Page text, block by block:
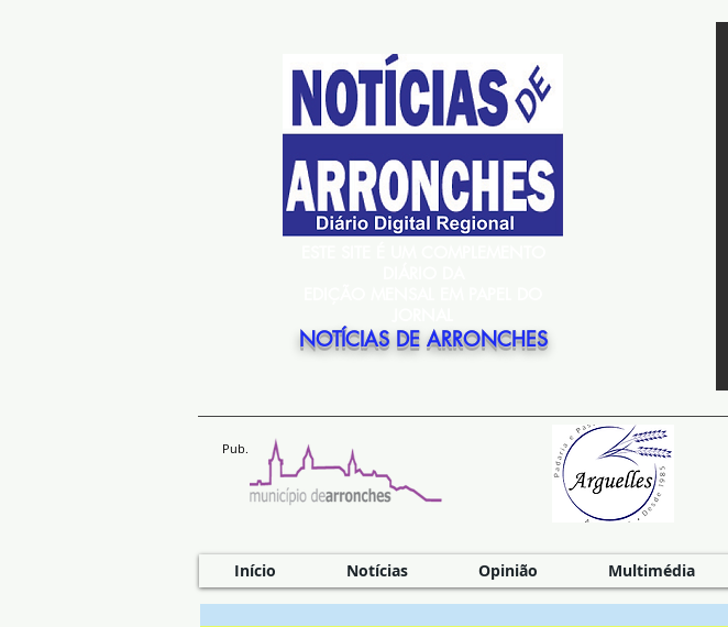
NOTÍCIAS DE ARRONCHES
Pub.
Início Notícias Opinião Multimédia